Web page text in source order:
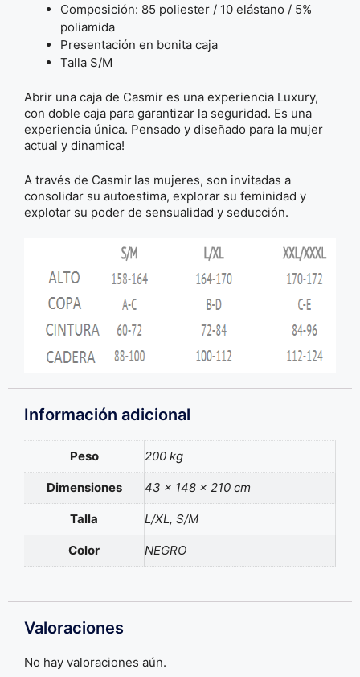
Composición: 85 poliester / 10 elástano / 5%
poliamida
Presentación en bonita caja
Talla S/M
Abrir una caja de Casmir es una experiencia Luxury,
con doble caja para garantizar la seguridad. Es una
experiencia única. Pensado y diseñado para la mujer
actual y dinamica!
A través de Casmir las mujeres, son invitadas a
consolidar su autoestima, explorar su feminidad y
explotar su poder de sensualidad y seducción.
Información adicional
Peso 200 kg
Dimensiones 43 × 148 × 210 cm
Talla L/XL, S/M
Color NEGRO
Valoraciones
No hay valoraciones aún.